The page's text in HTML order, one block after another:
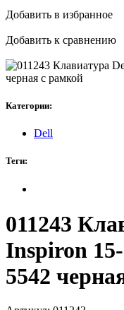
Добавить в избранное
Добавить к сравнению
Категории:
Dell
Теги:
011243
Inspiron
5542